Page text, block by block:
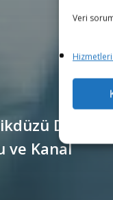
Veri
Diş
ve Kanal